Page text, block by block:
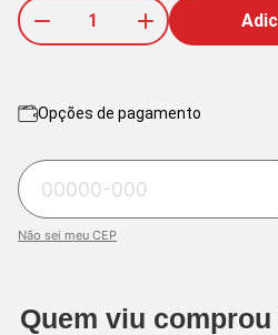
Opções de pagamento
Não sei meu CEP
Quem viu comprou